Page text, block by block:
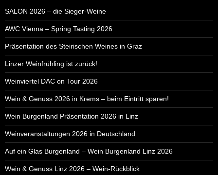
SALON 2026 – die Sieger-Weine
AWC Vienna – Spring Tasting 2026
Präsentation des Steirischen Weines in Graz
Linzer Weinfrühling ist zurück!
Weinviertel DAC on Tour 2026
Wein & Genuss 2026 in Krems – beim Eintritt sparen!
Wein Burgenland Präsentation 2026 in Linz
Weinveranstaltungen 2026 in Deutschland
Auf ein Glas Burgenland – Wein Burgenland Linz 2026
Wein & Genuss Linz 2026 – Wein-Rückblick